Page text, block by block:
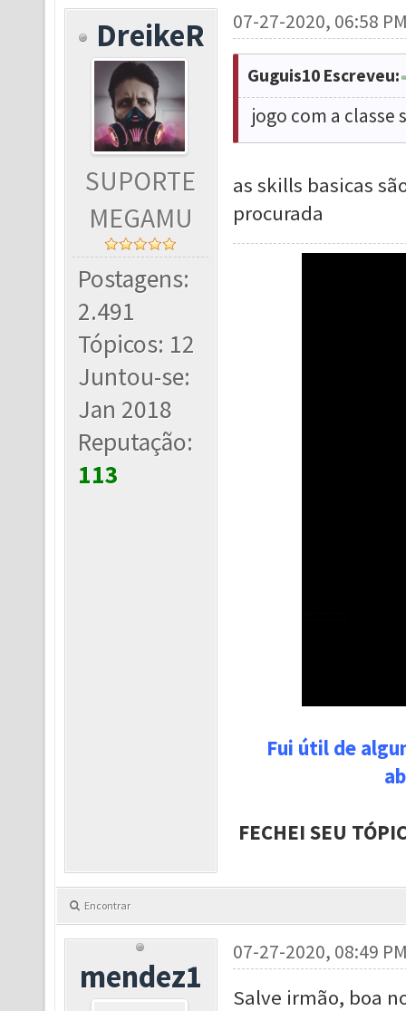
DreikeR
SUPORTE
MEGAMU
Postagens:
2.491
Tópicos: 12
Juntou-se:
Jan 2018
Reputação:
113
07-27-2020, 06:58
Guguis10 Escreveu:
jogo com a classe
as skills basicas
procurada
Fui útil de
FECHEI SEU
Encontrar
mendez1
07-27-2020, 08:49
Salve irmão, boa